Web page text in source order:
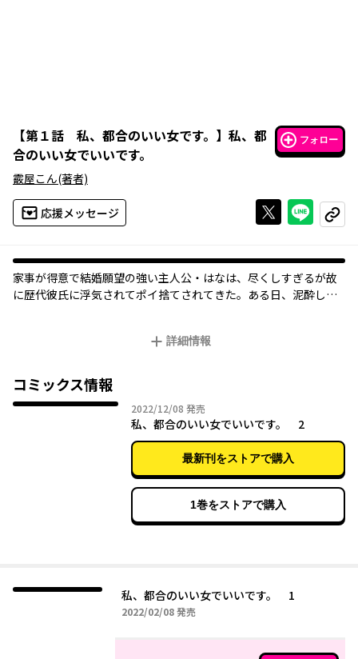
【第１話 私、都合のいい女です。 】 私、都
合のいい女でいいです。
フォロー
霰屋こん(著者)
応援メッセージ Xで投稿する
ライン
コピー
家事が得意で結婚願望の強い主人公・はなは、尽くしすぎるが故
に歴代彼氏に浮気されてポイ捨てされてきた。ある日、泥酔した
詳細情報
コミックス情報
2022/12/08 2022年12月08日
発売
私、都合のいい女でいいです。 2
最新刊をストアで購入
1巻をストアで購入
私、都合のいい女でいいです。 1
2022/02/082022年02月08日
発売